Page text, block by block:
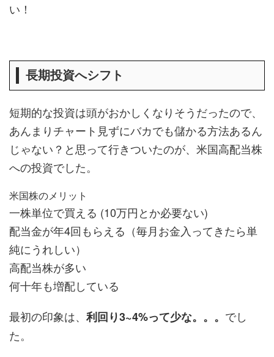
い！
長期投資へシフト
短期的な投資は頭がおかしくなりそうだったので、
あんまりチャート見ずにバカでも儲かる方法あるん
じゃない？と思って行きついたのが、米国高配当株
への投資でした。
米国株のメリット
一株単位で買える (10万円とか必要ない)
配当金が年4回もらえる（毎月お金入ってきたら単
純にうれしい）
高配当株が多い
何十年も増配している
最初の印象は、 利回り3~4%って少な。。。 でし
た。